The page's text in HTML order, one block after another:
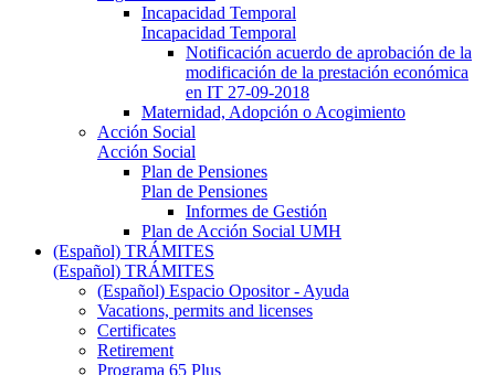
Incapacidad Temporal
Incapacidad Temporal
Notificación acuerdo de aprobación de la
modificación de la prestación económica
en IT 27-09-2018
Maternidad, Adopción o Acogimiento
Acción Social
Acción Social
Plan de Pensiones
Plan de Pensiones
Informes de Gestión
Plan de Acción Social UMH
(Español) TRÁMITES
(Español) TRÁMITES
(Español) Espacio Opositor - Ayuda
Vacations, permits and licenses
Certificates
Retirement
Programa 65 Plus